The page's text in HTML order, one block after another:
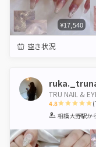
¥17,540
空き状況
TRU NAIL &
4.8
1 2 3 4 5
(
相模大野駅か